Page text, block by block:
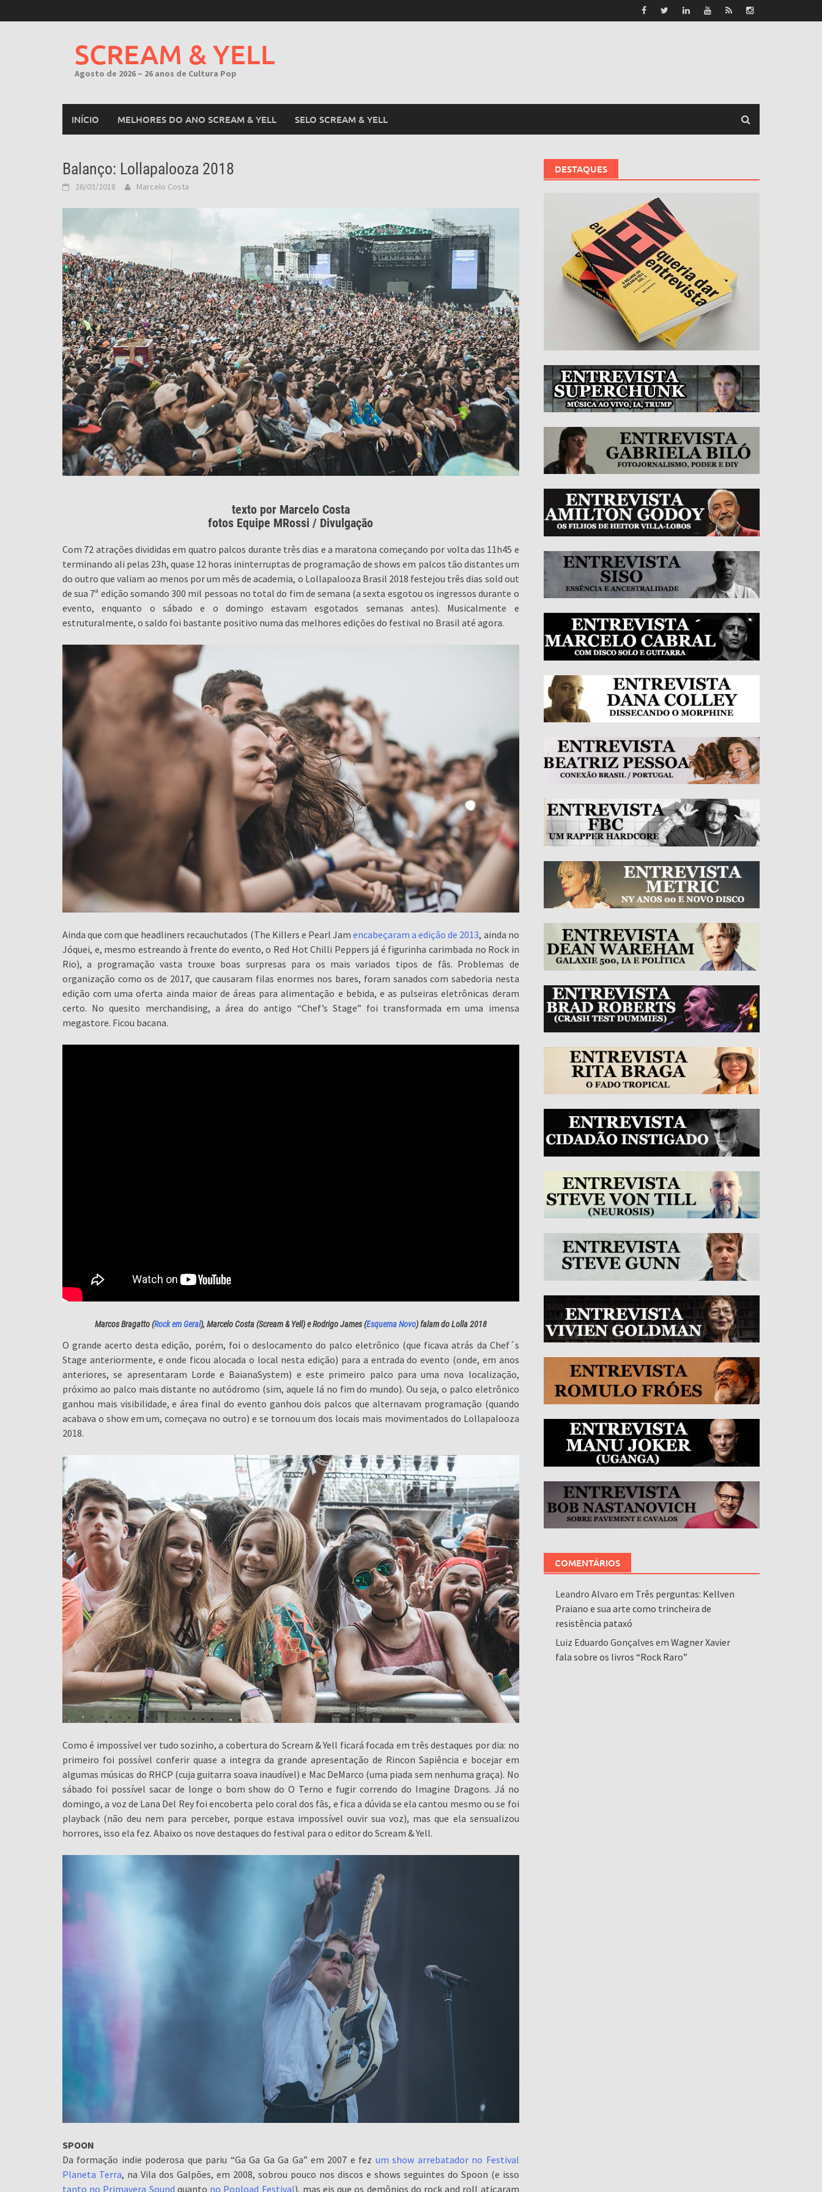
to
SCREAM & YELL
Agosto de 2026 – 26 anos de Cultura Pop
INÍCIO MELHORES DO ANO SCREAM & YELL SELO SCREAM & YELL
Balanço: Lollapalooza 2018
26/03/2018 Marcelo Costa
texto por Marcelo Costa
fotos Equipe MRossi / Divulgação
Com 72 atrações divididas em quatro palcos durante três dias e a maratona começando por volta das 11h45 e
terminando ali pelas 23h, quase 12 horas ininterruptas de programação de shows em palcos tão distantes um
do outro que valiam ao menos por um mês de academia, o Lollapalooza Brasil 2018 festejou três dias sold out
de sua 7ª edição somando 300 mil pessoas no total do fim de semana (a sexta esgotou os ingressos durante o
evento, enquanto o sábado e o domingo estavam esgotados semanas antes). Musicalmente e
estruturalmente, o saldo foi bastante positivo numa das melhores edições do festival no Brasil até agora.
Ainda que com que headliners recauchutados (The Killers e Pearl Jamencabeçaram a edição de 2013, ainda no
Jóquei, e, mesmo estreando à frente do evento, o Red Hot Chilli Peppers já é figurinha carimbada no Rock in
Rio), a programação vasta trouxe boas surpresas para os mais variados tipos de fãs. Problemas de
organização como os de 2017, que causaram filas enormes nos bares, foram sanados com sabedoria nesta
edição com uma oferta ainda maior de áreas para alimentação e bebida, e as pulseiras eletrônicas deram
certo. No quesito merchandising, a área do antigo “Chef’s Stage” foi transformada em uma imensa
megastore. Ficou bacana.
Marcos Bragatto (Rock em Geral), Marcelo Costa (Scream & Yell) e Rodrigo James (Esquema Novo) falam do Lolla 2018
O grande acerto desta edição, porém, foi o deslocamento do palco eletrônico (que ficava atrás da Chef´s
Stage anteriormente, e onde ficou alocada o local nesta edição) para a entrada do evento (onde, em anos
anteriores, se apresentaram Lorde e BaianaSystem) e este primeiro palco para uma nova localização,
próximo ao palco mais distante no autódromo (sim, aquele lá no fim do mundo). Ou seja, o palco eletrônico
ganhou mais visibilidade, e área final do evento ganhou dois palcos que alternavam programação (quando
acabava o show em um, começava no outro) e se tornou um dos locais mais movimentados do Lollapalooza
2018.
Como é impossível ver tudo sozinho, a cobertura do Scream & Yell ficará focada em três destaques por dia: no
primeiro foi possível conferir quase a integra da grande apresentação de Rincon Sapiência e bocejar em
algumas músicas do RHCP (cuja guitarra soava inaudível) e Mac DeMarco (uma piada sem nenhuma graça). No
sábado foi possível sacar de longe o bom show do O Terno e fugir correndo do Imagine Dragons. Já no
domingo, a voz de Lana Del Rey foi encoberta pelo coral dos fãs, e fica a dúvida se ela cantou mesmo ou se foi
playback (não deu nem para perceber, porque estava impossível ouvir sua voz), mas que ela sensualizou
horrores, isso ela fez. Abaixo os nove destaques do festival para o editor do Scream & Yell.
SPOON
Da formação indie poderosa que pariu “Ga Ga Ga Ga Ga” em 2007 e fez um show arrebatador no Festival
Planeta Terra, na Vila dos Galpões, em 2008, sobrou pouco nos discos e shows seguintes do Spoon (e isso
tanto no Primavera Sound quanto no Popload Festival), mas eis que os demônios do rock and roll atiçaram
DESTAQUES
COMENTÁRIOS
Leandro Alvaro em Três perguntas: Kellven
Praiano e sua arte como trincheira de
resistência pataxó
Luiz Eduardo Gonçalves em Wagner Xavier
fala sobre os livros “Rock Raro”